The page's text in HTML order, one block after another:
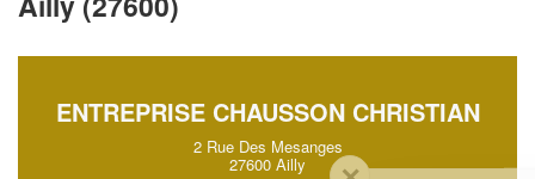
ENTREPRISE CHAUSSON CHRISTIAN
2 Rue Des Mesanges
27600 Ailly